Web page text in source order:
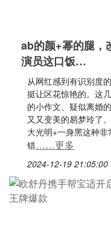
ab的颜+幂的腿，
演员这口饭…
从网红感到有识别度
挺让区花惊艳的。这
的小作文、疑似离婚
又又变美的易梦玲了
大光明+一身黑这种
错……更多
2024-12-19 21:05:00